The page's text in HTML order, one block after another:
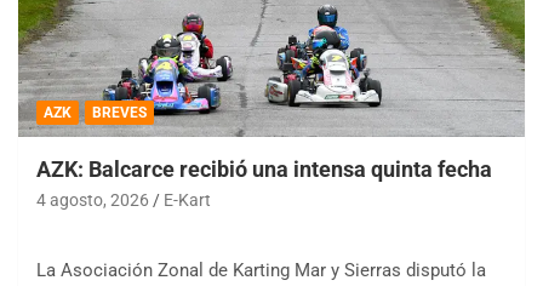
AZK BREVES
AZK: Balcarce recibió una intensa quinta fecha
4 agosto, 2026 E-Kart
La Asociación Zonal de Karting Mar y Sierras disputó la